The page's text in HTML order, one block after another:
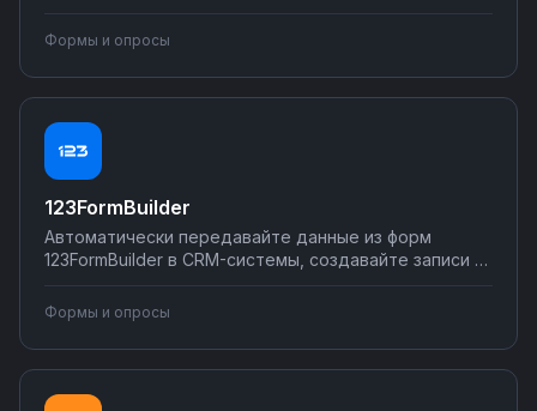
заявках. Подключайте формы к электронной почте,
таблицам и другим инструментам без
программирования через Nodul.
Формы и опросы
123FormBuilder
Автоматически передавайте данные из форм
123FormBuilder в CRM-системы, создавайте записи в
Telegram при новых заявках. Настраивайте
сценарии обработки форм без программирования —
от простой синхронизации до сложных бизнес-
процессов.
Формы и опросы